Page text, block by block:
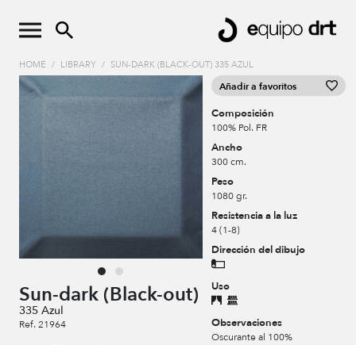
HOME / LIBRARY / SUN-DARK (BLACK-OUT) 335 AZUL
Sun-dark (Black-out)
335 Azul
Ref. 21964
Añadir a favoritos
Composición
100% Pol. FR
Ancho
300 cm.
Peso
1080 gr.
Resistencia a la luz
4 (1-8)
Dirección del dibujo
Uso
Observaciones
Oscurante al 100%